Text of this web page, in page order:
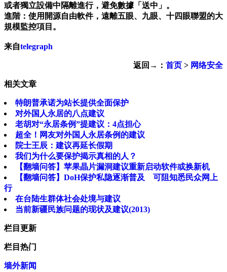
或者獨立設備中隔離進行，避免數據「送中」。
進階：使用開源自由軟件，遠離五眼、九眼、十四眼聯盟的大
規模監控項目。
来自telegraph
返回→： 首页 > 网络安全
相关文章
特朗普承诺为站长提供全面保护
对外国人永居的八点建议
老胡对“永居条例”提建议：4点担心
超全！网友对外国人永居条例的建议
院士王辰：建议再延长假期
我们为什么要保护揭示真相的人？
【翻墙问答】苹果晶片漏洞建议重新启动软件或换新机
【翻墙问答】DoH保护私隐逐渐普及 可阻知悉民众网上
行
在台陆生群体社会处境与建议
当前新疆民族问题的现状及建议(2013)
栏目更新
栏目热门
墙外新闻